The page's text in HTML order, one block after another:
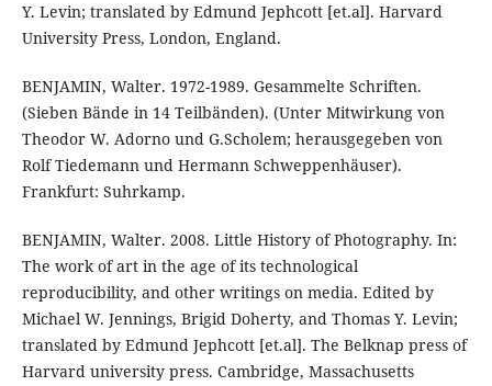
Y. Levin; translated by Edmund Jephcott [et.al]. Harvard
University Press, London, England.
BENJAMIN, Walter. 1972-1989. Gesammelte Schriften.
(Sieben Bände in 14 Teilbänden). (Unter Mitwirkung von
Theodor W. Adorno und G.Scholem; herausgegeben von
Rolf Tiedemann und Hermann Schweppenhäuser).
Frankfurt: Suhrkamp.
BENJAMIN, Walter. 2008. Little History of Photography. In:
The work of art in the age of its technological
reproducibility, and other writings on media. Edited by
Michael W. Jennings, Brigid Doherty, and Thomas Y. Levin;
translated by Edmund Jephcott [et.al]. The Belknap press of
Harvard university press. Cambridge, Massachusetts